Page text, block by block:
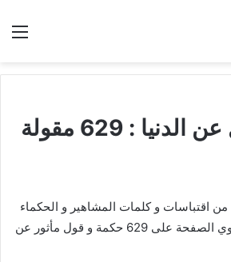
بحث
حكم و أقوال عن الدنيا : 629 مقولة
من اقتباسات و كلمات المشاهير و الحكماء
قمنا بجمعها بعناية . تحتوي الصفحة على 629 حكمة و قول مأثور عن